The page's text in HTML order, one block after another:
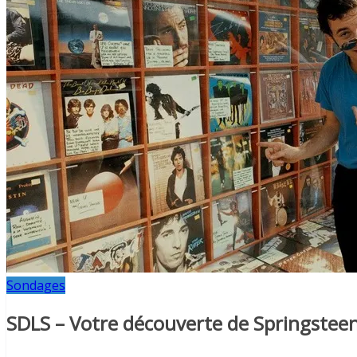
Sondages
SDLS – Votre découverte de